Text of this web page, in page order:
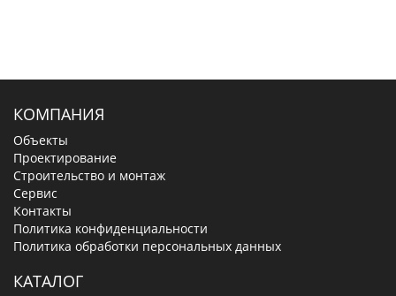
КОМПАНИЯ
Объекты
Проектирование
Строительство и монтаж
Сервис
Контакты
Политика конфиденциальности
Политика обработки персональных данных
КАТАЛОГ